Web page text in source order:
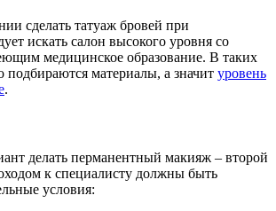
сделать татуаж бровей при
искать салон высокого уровня со
медицинское образование. В таких
подбираются материалы, а значит уровень
.
делать перманентный макияж – второй
к специалисту должны быть
условия: